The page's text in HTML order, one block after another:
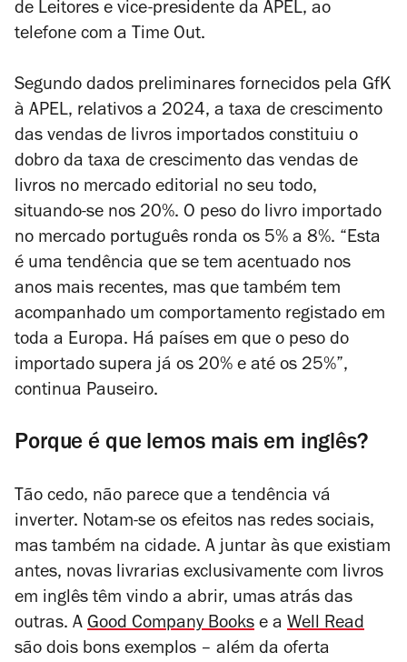
de Leitores e vice-presidente da APEL, ao
telefone com a Time Out.
Segundo dados preliminares fornecidos pela GfK
à APEL, relativos a 2024, a taxa de crescimento
das vendas de livros importados constituiu o
dobro da taxa de crescimento das vendas de
livros no mercado editorial no seu todo,
situando-se nos 20%. O peso do livro importado
no mercado português ronda os 5% a 8%. “Esta
é uma tendência que se tem acentuado nos
anos mais recentes, mas que também tem
acompanhado um comportamento registado em
toda a Europa. Há países em que o peso do
importado supera já os 20% e até os 25%”,
continua Pauseiro.
Porque é que lemos mais em inglês?
Tão cedo, não parece que a tendência vá
inverter. Notam-se os efeitos nas redes sociais,
mas também na cidade. A juntar às que existiam
antes, novas livrarias exclusivamente com livros
em inglês têm vindo a abrir, umas atrás das
outras. A Good Company Books e a Well Read
são dois bons exemplos – além da oferta